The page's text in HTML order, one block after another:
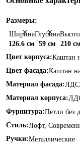
Размеры:
Ширина
126.6 см
Глубина
59 см
210 см
Цвет корпуса:Каштан
Цвет фасада:Каштан
Материал фасада:
Материал корпуса:
Фурнитура:Петли без
Стиль:Лофт,
Ручки:Металлические